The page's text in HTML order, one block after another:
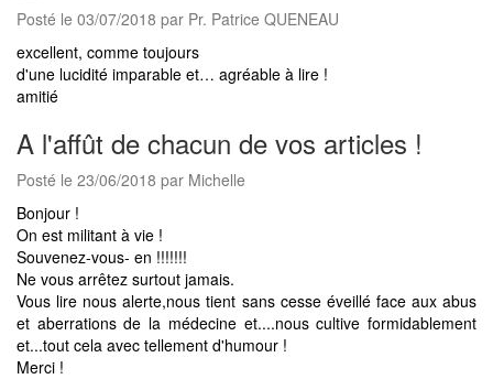
Posté le 03/07/2018 par Pr. Patrice QUENEAU
excellent, comme toujours
d'une lucidité imparable et… agréable à lire !
amitié
A l'affût de chacun de vos articles !
Posté le 23/06/2018 par Michelle
Bonjour !
On est militant à vie !
Souvenez-vous- en !!!!!!!
Ne vous arrêtez surtout jamais.
Vous lire nous alerte,nous tient sans cesse éveillé face aux abus
et aberrations de la médecine et....nous cultive formidablement
et...tout cela avec tellement d'humour !
Merci !